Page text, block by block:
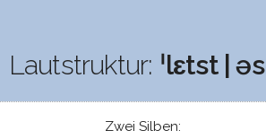
Lautstruktur: ˈlɛtst | əs |
Zwei Silben: